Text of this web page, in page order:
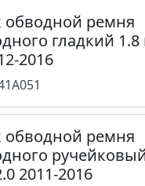
обводной ремня
гладкий 1.8
2016
обводной ремня
2011-2016